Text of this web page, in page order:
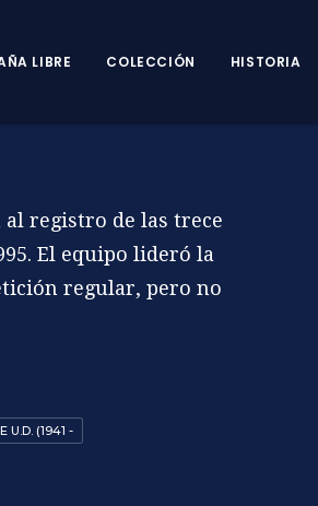
LIBRE COLECCIÓN HISTORIA
al registro de las trece
El equipo lideró la
regular, pero no
U.D. (1941 -